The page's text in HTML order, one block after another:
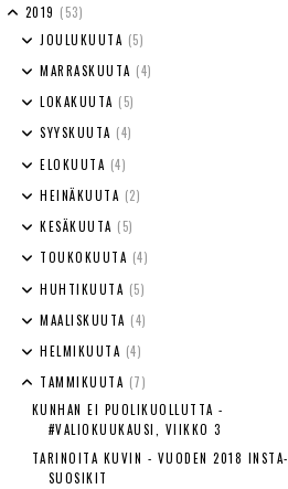
2019 (53)
JOULUKUUTA (5)
MARRASKUUTA (4)
LOKAKUUTA (5)
SYYSKUUTA (4)
ELOKUUTA (4)
HEINÄKUUTA (2)
KESÄKUUTA (5)
TOUKOKUUTA (4)
HUHTIKUUTA (5)
MAALISKUUTA (4)
HELMIKUUTA (4)
TAMMIKUUTA (7)
KUNHAN EI PUOLIKUOLLUTTA -
#VALIOKUUKAUSI, VIIKKO 3
TARINOITA KUVIN - VUODEN 2018 INSTA-
SUOSIKIT